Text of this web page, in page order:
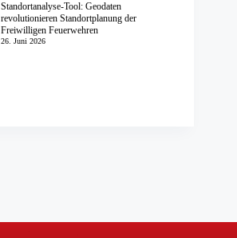
Standortanalyse-Tool: Geodaten
revolutionieren Standortplanung der
Freiwilligen Feuerwehren
26. Juni 2026